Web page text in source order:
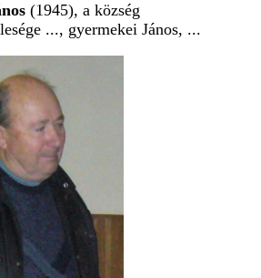
(1945), a község
..., gyermekei János, ...